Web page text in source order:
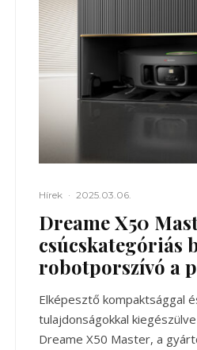
Hírek · 2025.03.06.
Dreame X50
csúcskategóriás
robotporszívó a
Elképesztő kompaktsággal
tulajdonságokkal
Dreame X50 Master, a